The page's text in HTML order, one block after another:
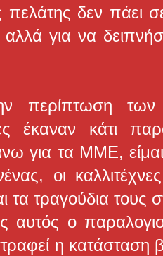
πελάτης δεν πάει
αλλά για να
περίπτωση
έκαναν κάτι
για τα ΜΜΕ, είμαι
οι
τα τραγούδια τους
αυτός ο
η κατάσταση